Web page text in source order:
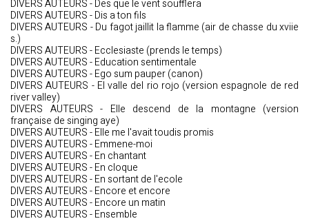
DIVERS AUTEURS - Des que le vent soufflera
DIVERS AUTEURS - Dis a ton fils
DIVERS AUTEURS - Du fagot jaillit la flamme (air de chasse du xviie
s.)
DIVERS AUTEURS - Ecclesiaste (prends le temps)
DIVERS AUTEURS - Education sentimentale
DIVERS AUTEURS - Ego sum pauper (canon)
DIVERS AUTEURS - El valle del rio rojo (version espagnole de red
river valley)
DIVERS AUTEURS - Elle descend de la montagne (version
française de singing aye)
DIVERS AUTEURS - Elle me l'avait toudis promis
DIVERS AUTEURS - Emmene-moi
DIVERS AUTEURS - En chantant
DIVERS AUTEURS - En cloque
DIVERS AUTEURS - En sortant de l'ecole
DIVERS AUTEURS - Encore et encore
DIVERS AUTEURS - Encore un matin
DIVERS AUTEURS - Ensemble